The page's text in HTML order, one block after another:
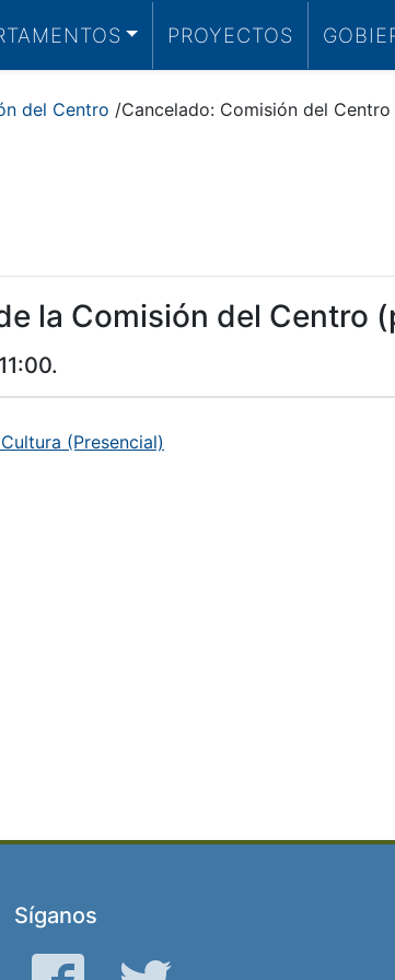
PROYECTOS
del Centro /Cancelado: Comisión del Centro
la Comisión del Centro
11:00.
(Presencial)
Síganos
Facebook Gorjeo